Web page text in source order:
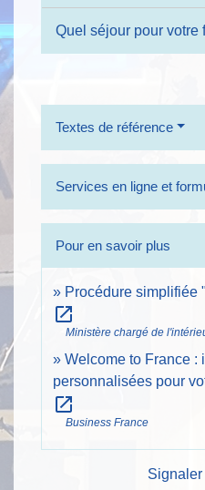
Quel séjour pour votre
Textes de référence
Services en ligne et
Pour en savoir plus
Procédure simplifiée
open_in_new
Ministère chargé de
Welcome to France :
personnalisées pour
open_in_new
Business France
Signaler